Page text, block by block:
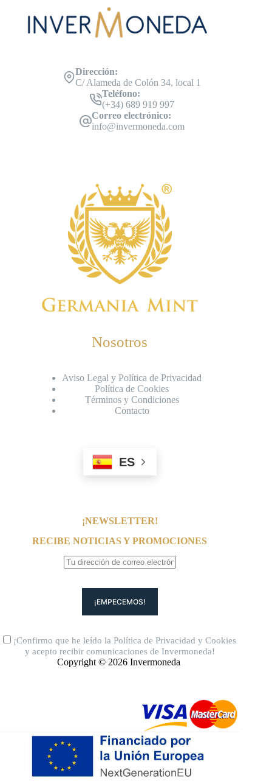
Dirección:
C/ Alameda de Colón 34, local 1
Teléfono:
(+34) 689 919 997
Correo electrónico:
info@invermoneda.com
Nosotros
Aviso Legal y Política de Privacidad
Política de Cookies
Términos y Condiciones
Contacto
ES
¡NEWSLETTER!
RECIBE NOTICIAS Y PROMOCIONES
¡Confirmo que he leído laPolítica de Privacidad yCookies
y acepto recibir comunicaciones de Invermoneda!
Copyright © 2026 Invermoneda